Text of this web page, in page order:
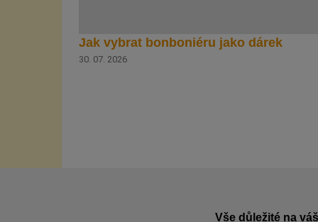
Jak vybrat bonboniéru jako dárek
30. 07. 2026
Vše důležité na